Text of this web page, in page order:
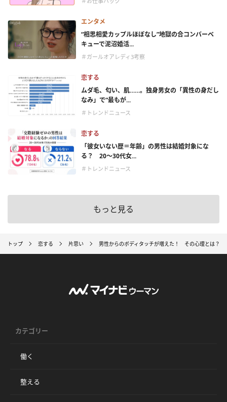
エンタメ
“相思相愛カップルほぼなし”地獄の合コンバーベ
キューで泥沼婚活...
＃ガールオアレディ3考察
恋する
ムダ毛、匂い、肌……。独身男女の「異性の身だし
なみ」で“最もが...
＃トレンドニュース
恋する
「彼女いない歴＝年齢」の男性は結婚対象にな
る？ 20〜30代女...
＃トレンドニュース
もっと見る
トップ 恋する 片思い 男性からのボディタッチが増えた！ その心理とは？
カテゴリー
働く
整える